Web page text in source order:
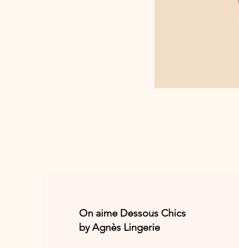
On aime Dessous Chics
by Agnès Lingerie